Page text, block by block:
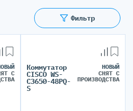
Фильтр
С
Коммутатор
CISCO WS-
C3650-48PQ-
S
НОВЫЙ
СНЯТ С
ПРОИЗВОДСТВА